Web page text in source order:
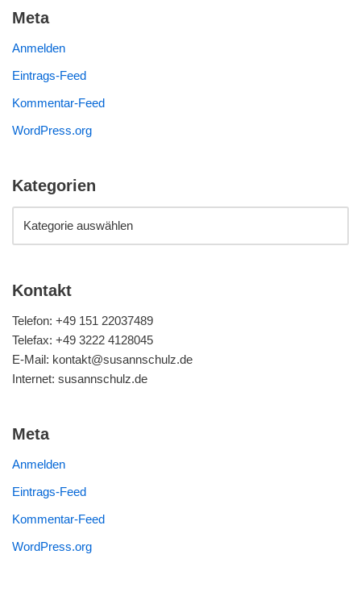
Meta
Anmelden
Eintrags-Feed
Kommentar-Feed
WordPress.org
Kategorien
Kontakt
Telefon: +49 151 22037489
Telefax: +49 3222 4128045
E-Mail: kontakt@susannschulz.de
Internet: susannschulz.de
Meta
Anmelden
Eintrags-Feed
Kommentar-Feed
WordPress.org